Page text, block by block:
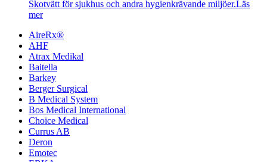
Skotvätt för sjukhus och andra hygienkrävande miljöer.Läs
mer
AireRx®
AHF
Atrax Medikal
Baitella
Barkey
Berger Surgical
B Medical System
Bos Medical International
Choice Medical
Currus AB
Deron
Emotec